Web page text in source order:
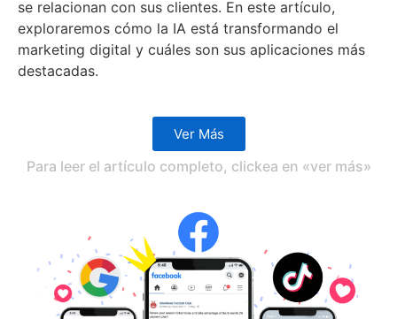
se relacionan con sus clientes. En este artículo,
exploraremos cómo la IA está transformando el
marketing digital y cuáles son sus aplicaciones más
destacadas.
Ver Más
Para leer el artículo completo, clickea en «ver más»